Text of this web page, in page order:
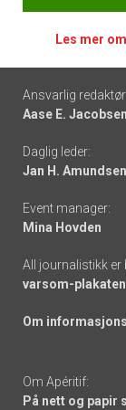
Les mer
Footer
-
links
Ansvarlig
Aase E. Jacobsen
Daglig leder:
Jan H. Amundsen
Event manager:
Mina Hovden
All journalistikk er
varsom-plakaten
Om
Om Apéritif:
På nett og papir